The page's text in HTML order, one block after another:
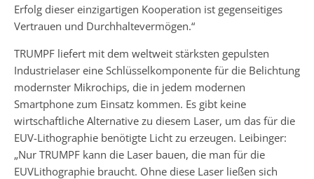
Erfolg dieser einzigartigen Kooperation ist gegenseitiges
Vertrauen und Durchhaltevermögen.“
TRUMPF liefert mit dem weltweit stärksten gepulsten
Industrielaser eine Schlüsselkomponente für die Belichtung
modernster Mikrochips, die in jedem modernen
Smartphone zum Einsatz kommen. Es gibt keine
wirtschaftliche Alternative zu diesem Laser, um das für die
EUV-Lithographie benötigte Licht zu erzeugen. Leibinger:
„Nur TRUMPF kann die Laser bauen, die man für die
EUVLithographie braucht. Ohne diese Laser ließen sich